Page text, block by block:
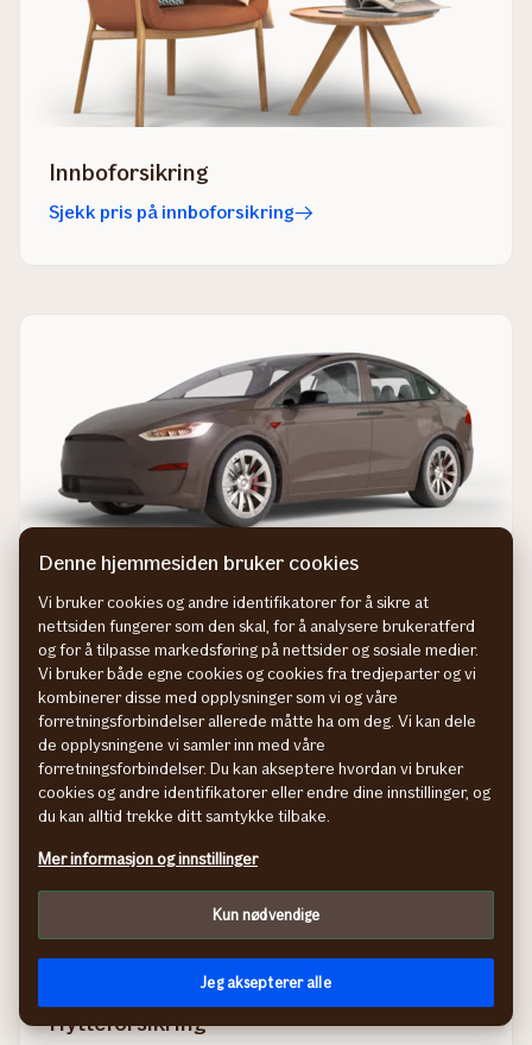
Innboforsikring
Sjekk pris på innboforsikring
Bilforsikring
Sjekk pris på bilforsikring
Hytteforsikring
Denne hjemmesiden bruker cookies
Vi bruker cookies og andre identifikatorer for å sikre at
nettsiden fungerer som den skal, for å analysere brukeratferd
og for å tilpasse markedsføring på nettsider og sosiale medier.
Vi bruker både egne cookies og cookies fra tredjeparter og vi
kombinerer disse med opplysninger som vi og våre
forretningsforbindelser allerede måtte ha om deg. Vi kan dele
de opplysningene vi samler inn med våre
forretningsforbindelser. Du kan akseptere hvordan vi bruker
cookies og andre identifikatorer eller endre dine innstillinger, og
du kan alltid trekke ditt samtykke tilbake.
Mer informasjon og innstillinger
Kun nødvendige
Jeg aksepterer alle